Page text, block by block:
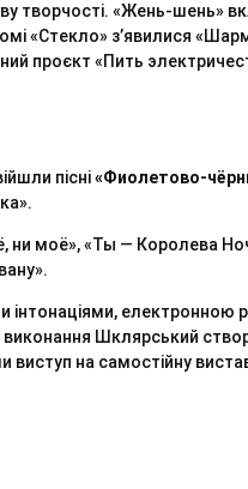
творчості. «Жень-шень»
«Стекло» з’явилися
проєкт «Пить
пісні«Фиолетово-
ни моё», «Ты — Королева
інтонаціями, електронною
виконання Шклярський
виступ на самостійну